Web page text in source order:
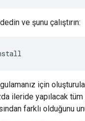
ve şunu çalıştırın:
için
ileride yapılacak
farklı olduğunu